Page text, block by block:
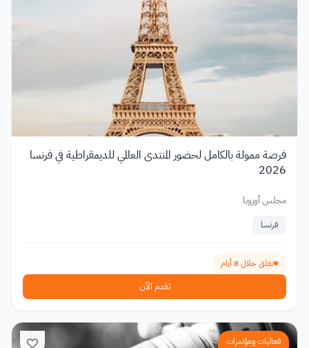
فرصة ممولة بالكامل لحضور المنتدى العالمي للديمقراطية في فرنسا
2026
مجلس أوروبا
فرنسا
تغلق خلال 8 أيام
تقدم الآن
فعاليات ومؤتمرات